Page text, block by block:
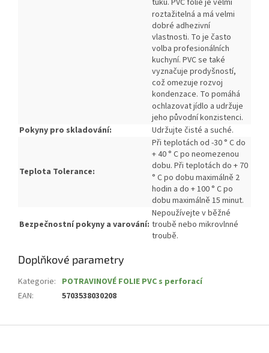
tuku. PVC fólie je velmi
roztažitelná a má velmi
dobré adhezivní
vlastnosti. To je často
volba profesionálních
kuchyní. PVC se také
vyznačuje prodyšností,
což omezuje rozvoj
kondenzace. To pomáhá
ochlazovat jídlo a udržuje
jeho původní konzistenci.
Pokyny pro skladování:
Udržujte čisté a suché.
Teplota Tolerance:
Při teplotách od -30 ° C do
+ 40 ° C po neomezenou
dobu. Při teplotách do + 70
° C po dobu maximálně 2
hodin a do + 100 ° C po
dobu maximálně 15 minut.
Bezpečnostní pokyny a varování:
Nepoužívejte v běžné
troubě nebo mikrovlnné
troubě.
Doplňkové parametry
Kategorie: POTRAVINOVÉ FOLIE PVC s perforací
EAN: 5703538030208